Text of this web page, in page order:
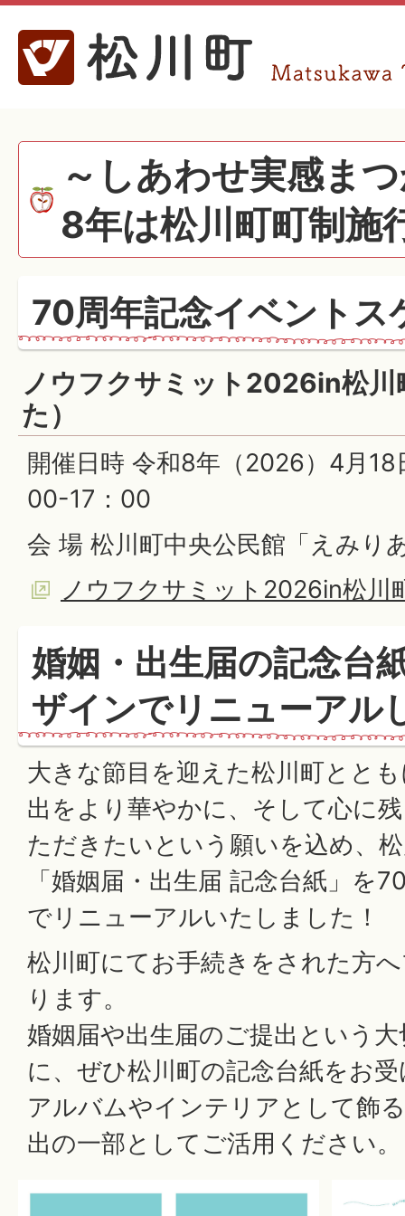
～しあわせ実感ま
8年は松川町町制施
70周年記念イベントス
ノウフクサミット2026in松川
た）
開催日時 令和8年（2026）4月18
00-17：00
会 場 松川町中央公民館「えみり
ノウフクサミット2026in松川
婚姻・出生届の記念台
ザインでリニューアル
大きな節目を迎えた松川町とと
出をより華やかに、そして心に
ただきたいという願いを込め、
「婚姻届・出生届 記念台紙」を
でリニューアルいたしました！
松川町にてお手続きをされた方
ります。
婚姻届や出生届のご提出という
に、ぜひ松川町の記念台紙をお
アルバムやインテリアとして飾
出の一部としてご活用ください。